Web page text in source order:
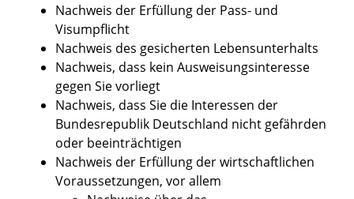
Nachweis der Erfüllung der Pass- und
Visumpflicht
Nachweis des gesicherten Lebensunterhalts
Nachweis, dass kein Ausweisungsinteresse
gegen Sie vorliegt
Nachweis, dass Sie die Interessen der
Bundesrepublik Deutschland nicht gefährden
oder beeinträchtigen
Nachweis der Erfüllung der wirtschaftlichen
Voraussetzungen, vor allem